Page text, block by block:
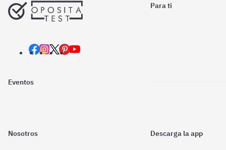
Para ti
Eventos
Nosotros Descarga la app